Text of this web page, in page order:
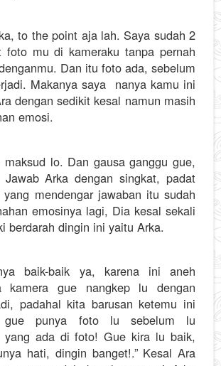
to the point aja lah. Saya sudah 2
foto mu di kameraku tanpa pernah
Dan itu foto ada, sebelum
Makanya saya nanya kamu ini
dengan sedikit kesal namun masih
emosi.
maksud lo. Dan gausa ganggu gue,
Jawab Arka dengan singkat, padat
mendengar jawaban itu sudah
emosinya lagi, Dia kesal sekali
berdarah dingin ini yaitu Arka.
baik-baik ya, karena ini aneh
kamera gue nangkep lu dengan
padahal kita barusan ketemu ini
gue punya foto lu sebelum lu
yang ada di foto! Gue kira lu baik,
hati, dingin banget!.” Kesal Ara